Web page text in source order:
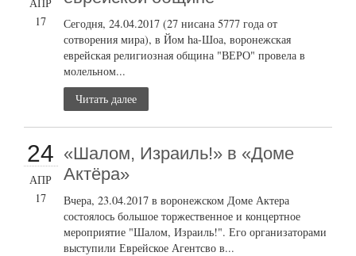
17
Сегодня, 24.04.2017 (27 нисана 5777 года от
сотворения мира), в Йом ha-Шоа, воронежская
еврейская религиозная община "ВЕРО" провела в
молельном...
Читать далее
24
АПР
17
«Шалом, Израиль!» в «Доме
Актёра»
Вчера, 23.04.2017 в воронежском Доме Актера
состоялось большое торжественное и концертное
мероприятие "Шалом, Израиль!". Его организаторами
выступили Еврейское Агентсво в...